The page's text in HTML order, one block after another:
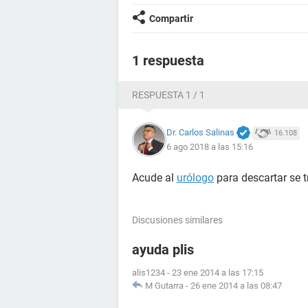
Compartir
1 respuesta
RESPUESTA 1 / 1
Dr. Carlos Salinas 16.108
6 ago 2018 a las 15:16
Acude al urólogo para descartar se
Discusiones similares
ayuda plis
alis1234 - 23 ene 2014 a las 17:15
M Gutarra - 26 ene 2014 a las 08:47